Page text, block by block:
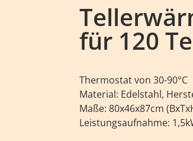
für 120
Thermostat von 30-90°C
Material: Edelstahl,
Maße: 80x46x87cm
Leistungsaufnahme: